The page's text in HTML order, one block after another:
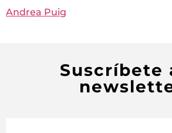
Andrea Puig
Suscríbete